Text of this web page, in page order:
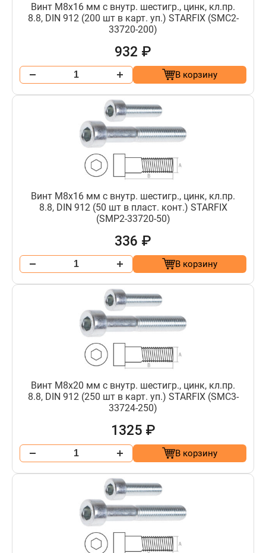
Винт М8х16 мм с внутр. шестигр., цинк, кл.пр.
8.8, DIN 912 (200 шт в карт. уп.) STARFIX (SMC2-
33720-200)
932 ₽
В корзину
Винт М8х16 мм с внутр. шестигр., цинк, кл.пр.
8.8, DIN 912 (50 шт в пласт. конт.) STARFIX
(SMP2-33720-50)
336 ₽
В корзину
Винт М8х20 мм с внутр. шестигр., цинк, кл.пр.
8.8, DIN 912 (250 шт в карт. уп.) STARFIX (SMC3-
33724-250)
1325 ₽
В корзину